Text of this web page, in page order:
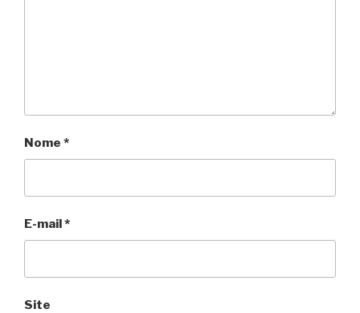
Nome *
E-mail*
Site